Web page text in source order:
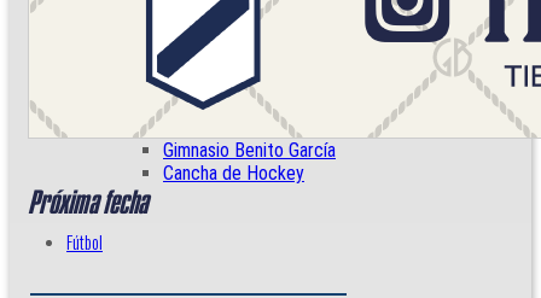
Institucional
Nuestra historia
Noticias Institucionales
Departamento de Género
Instalaciones
Estadio Raúl Conti
Gimnasio Benito García
Cancha de Hockey
Fútbol
Próxima fecha